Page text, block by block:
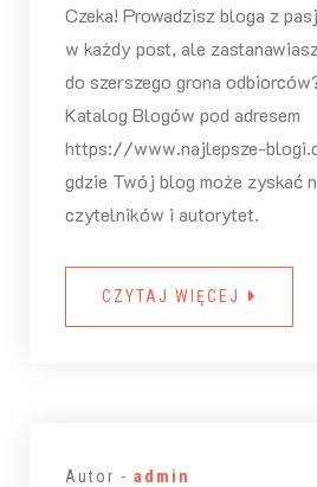
Czeka! Prowadzisz bloga z
w każdy post, ale
do szerszego grona
Katalog Blogów pod adresem
https://www.najlepsze-
gdzie Twój blog może zyskać
czytelników i autorytet.
CZYTAJ WIĘCEJ
Autor - admin